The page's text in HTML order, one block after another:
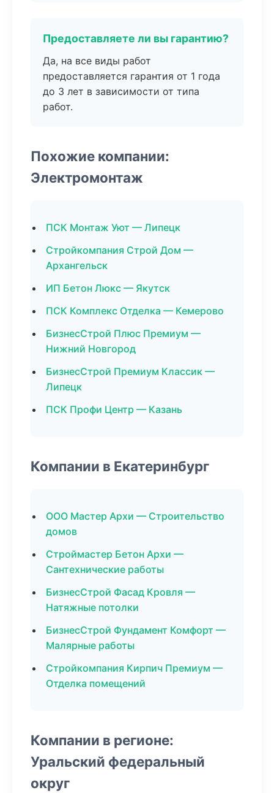
Предоставляете ли вы гарантию?
Да, на все виды работ
предоставляется гарантия от 1 года
до 3 лет в зависимости от типа
работ.
Похожие компании:
Электромонтаж
ПСК Монтаж Уют — Липецк
Стройкомпания Строй Дом —
Архангельск
ИП Бетон Люкс — Якутск
ПСК Комплекс Отделка — Кемерово
БизнесСтрой Плюс Премиум —
Нижний Новгород
БизнесСтрой Премиум Классик —
Липецк
ПСК Профи Центр — Казань
Компании в Екатеринбург
ООО Мастер Архи — Строительство
домов
Строймастер Бетон Архи —
Сантехнические работы
БизнесСтрой Фасад Кровля —
Натяжные потолки
БизнесСтрой Фундамент Комфорт —
Малярные работы
Стройкомпания Кирпич Премиум —
Отделка помещений
Компании в регионе:
Уральский федеральный
округ